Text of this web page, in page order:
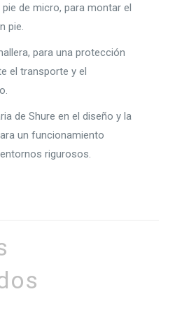
de micro, para montar el
pie.
para una protección
el transporte y el
de Shure en el diseño y la
un funcionamiento
rigurosos.